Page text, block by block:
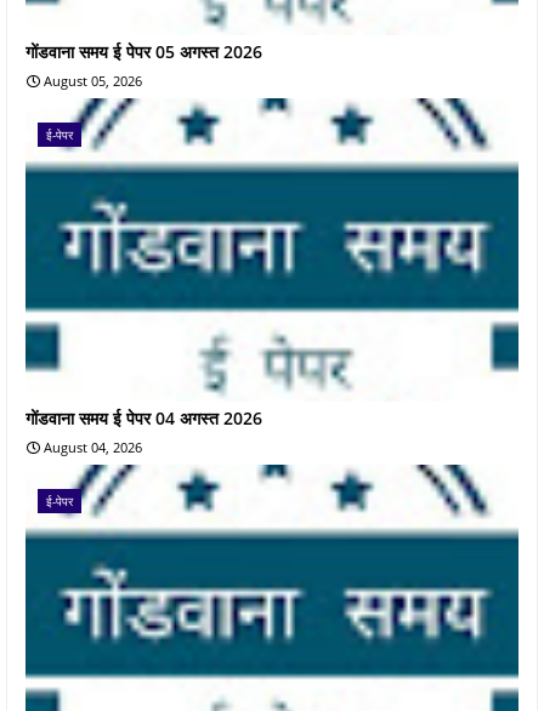
गोंडवाना समय ई पेपर 05 अगस्त 2026
August 05, 2026
ई-पेपर
गोंडवाना समय ई पेपर 04 अगस्त 2026
August 04, 2026
ई-पेपर